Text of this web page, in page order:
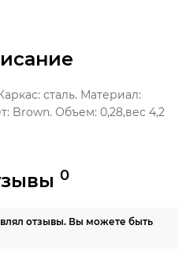
сталь. Материал:
Brown. Объем: 0,28,вес 4,2
0
отзывы. Вы можете быть